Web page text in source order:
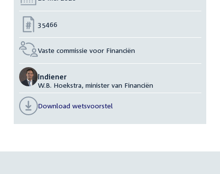
Nummer:
35466
Vaste commissie voor Financiën
Indiener
W.B. Hoekstra, minister van Financiën
Download wetsvoorstel